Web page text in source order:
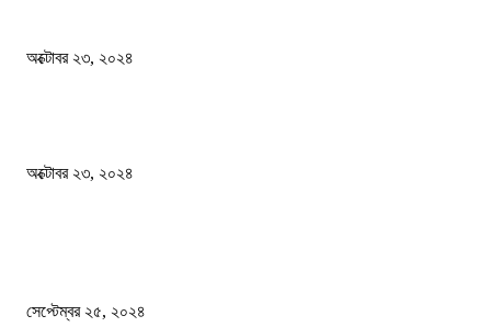
অক্টোবর ২৩, ২০২৪
অক্টোবর ২৩, ২০২৪
সেপ্টেম্বর ২৫, ২০২৪